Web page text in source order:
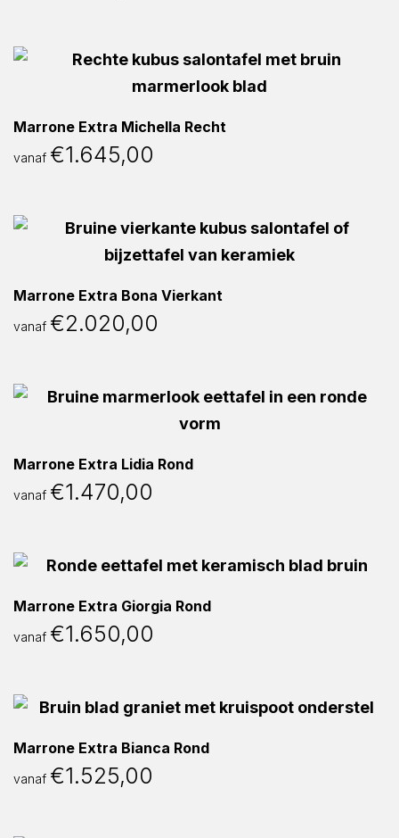
Marrone Extra Michella Recht
vanaf €1.645,00
Marrone Extra Bona Vierkant
vanaf €2.020,00
Marrone Extra Lidia Rond
vanaf €1.470,00
Marrone Extra Giorgia Rond
vanaf €1.650,00
Marrone Extra Bianca Rond
vanaf €1.525,00